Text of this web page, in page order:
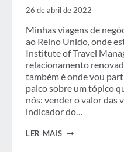
26 de abril de 2022
Minhas viagens de
ao Reino Unido, onde
Institute of Travel
relacionamento
também é onde vou
palco sobre um tópico
nós: vender o valor das
indicador do…
LER MAIS CHECK-